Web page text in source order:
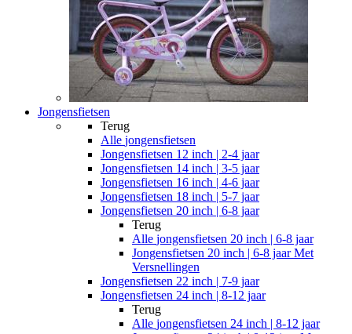
Jongensfietsen
Terug
Alle jongensfietsen
Jongensfietsen 12 inch | 2-4 jaar
Jongensfietsen 14 inch | 3-5 jaar
Jongensfietsen 16 inch | 4-6 jaar
Jongensfietsen 18 inch | 5-7 jaar
Jongensfietsen 20 inch | 6-8 jaar
Terug
Alle jongensfietsen 20 inch | 6-8 jaar
Jongensfietsen 20 inch | 6-8 jaar Met
Versnellingen
Jongensfietsen 22 inch | 7-9 jaar
Jongensfietsen 24 inch | 8-12 jaar
Terug
Alle jongensfietsen 24 inch | 8-12 jaar